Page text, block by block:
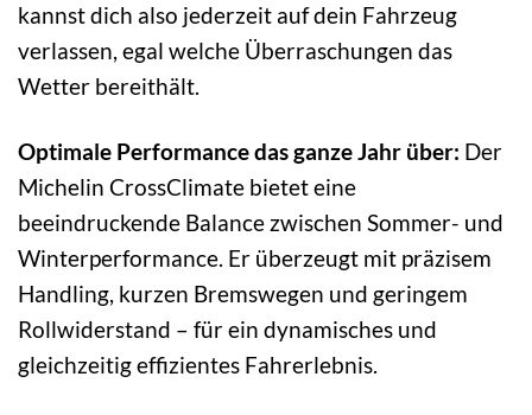
kannst dich also jederzeit auf dein Fahrzeug
verlassen, egal welche Überraschungen das
Wetter bereithält.
Optimale Performance das ganze Jahr über: Der
Michelin CrossClimate bietet eine
beeindruckende Balance zwischen Sommer- und
Winterperformance. Er überzeugt mit präzisem
Handling, kurzen Bremswegen und geringem
Rollwiderstand – für ein dynamisches und
gleichzeitig effizientes Fahrerlebnis.